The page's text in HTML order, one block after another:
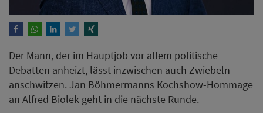
Der Mann, der im Hauptjob vor allem politische
Debatten anheizt, lässt inzwischen auch Zwiebeln
anschwitzen. Jan Böhmermanns Kochshow-Hommage
an Alfred Biolek geht in die nächste Runde.